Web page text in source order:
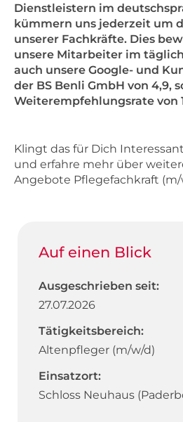
Dienstleistern im
kümmern uns jederzeit um
unserer Fachkräfte. Dies
unsere Mitarbeiter im
auch unsere Google- und
der BS Benli GmbH von 4,9,
Weiterempfehlungsrate von
Klingt das für Dich
und erfahre mehr über
Angebote Pflegefachkraft (m/
Auf einen Blick
Ausgeschrieben seit:
27.07.2026
Tätigkeitsbereich:
Altenpfleger (m/w/d)
Einsatzort:
Schloss Neuhaus